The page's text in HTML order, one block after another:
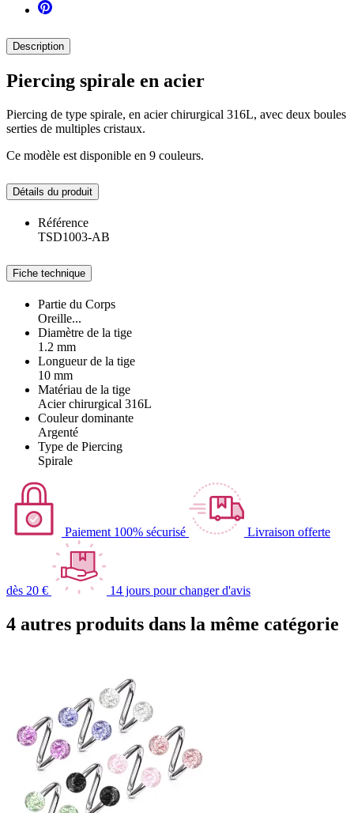
Description
Piercing spirale en acier
Piercing de type spirale, en acier chirurgical 316L, avec deux boules
serties de multiples cristaux.
Ce modèle est disponible en 9 couleurs.
Détails du produit
Référence
TSD1003-AB
Fiche technique
Partie du Corps
Oreille...
Diamètre de la tige
1.2 mm
Longueur de la tige
10 mm
Matériau de la tige
Acier chirurgical 316L
Couleur dominante
Argenté
Type de Piercing
Spirale
Paiement 100% sécurisé Livraison offerte
dès 20 € 14 jours pour changer d'avis
4 autres produits dans la même catégorie